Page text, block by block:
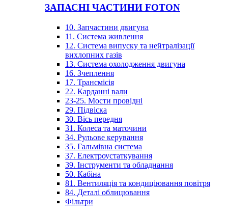
ЗАПАСНІ ЧАСТИНИ FOTON
10. Запчастини двигуна
11. Система живлення
12. Система випуску та нейтралізації
вихлопних газів
13. Система охолодження двигуна
16. Зчеплення
17. Трансмісія
22. Карданні вали
23-25. Мости провідні
29. Підвіска
30. Вісь передня
31. Колеса та маточини
34. Рульове керування
35. Гальмівна система
37. Електроустаткування
39. Інструменти та обладнання
50. Кабіна
81. Вентиляція та кондиціювання повітря
84. Деталі облицювання
Фільтри